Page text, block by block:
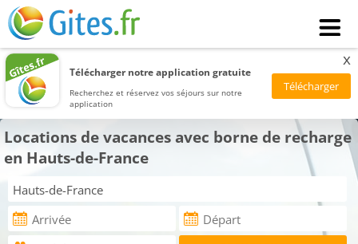
Télécharger notre application gratuite
Recherchez et réservez vos séjours sur notre
application
x
Locations de vacances avec borne de recharge
en Hauts-de-France